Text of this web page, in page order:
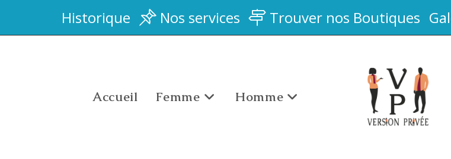
Historique Nos services Trouver nos Boutiques
Accueil Femme Homme